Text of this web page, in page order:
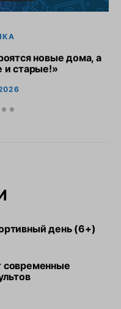
новые дома, а
и старые!»
день (6+)
современные